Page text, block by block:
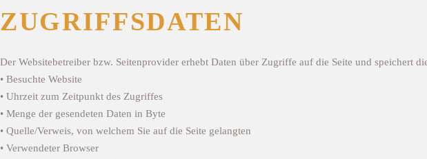
ZUGRIFFSDATEN
Der Websitebetreiber bzw. Seitenprovider erhebt Daten über Zugriffe auf die Seite und speichert
• Besuchte Website
• Uhrzeit zum Zeitpunkt des Zugriffes
• Menge der gesendeten Daten in Byte
• Quelle/Verweis, von welchem Sie auf die Seite gelangten
• Verwendeter Browser